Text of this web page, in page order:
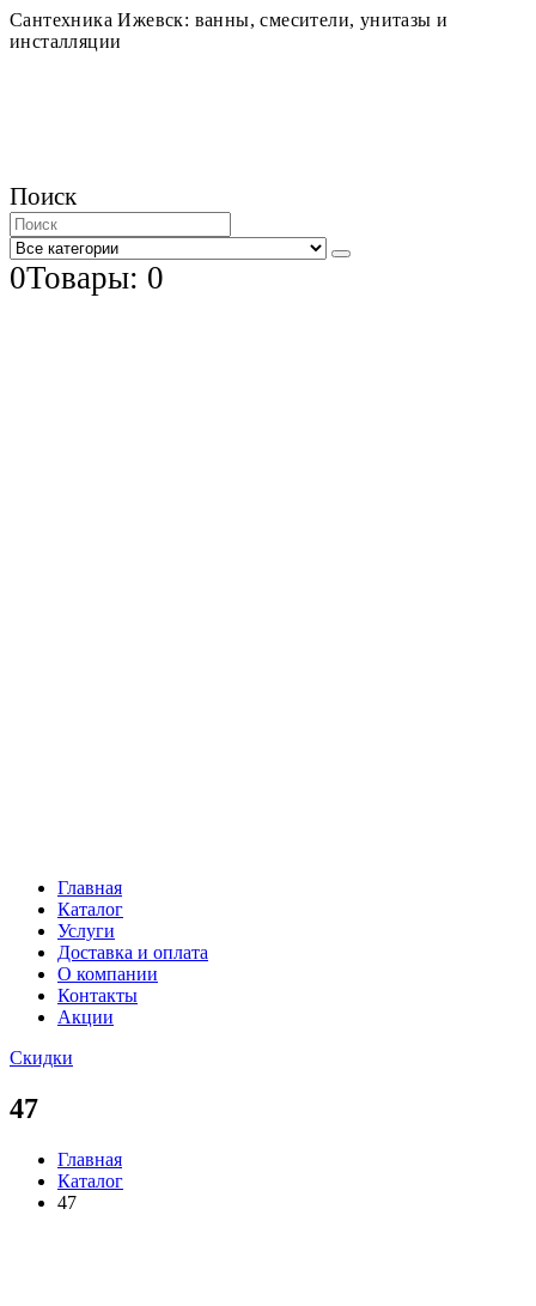
Сантехника Ижевск: ванны, смесители, унитазы и
инсталляции
Поиск
0Товары: 0
Главная
Каталог
Услуги
Доставка и оплата
О компании
Контакты
Акции
Скидки
47
Главная
Каталог
47